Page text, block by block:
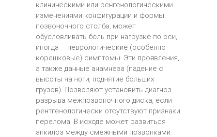
клиническими или ренгенологическими
изменениями конфигурации и формы
позвоночного столба, может
обусловливать боль при нагрузке по оси,
иногда – неврологические (особенно
корешковые) симптомы. Эти проявления,
а также данные анамнеза (падение с
высоты на ноги, поднятие больших
грузов). Позволяют установить диагноз
разрыва межпозвоночного диска, если
рентгенологически отсутствуют признаки
перелома. В исходе может развиться
анкилоз между смежными позвонками.